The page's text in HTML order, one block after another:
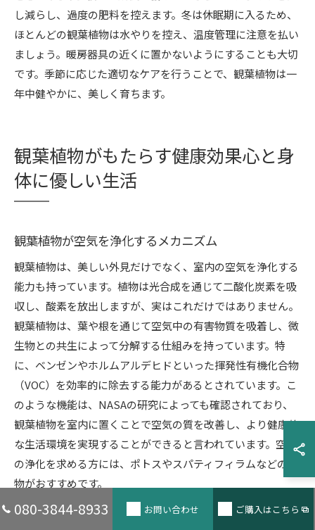
し減らし、過度の肥料を控えます。冬は休眠期に入るため、
ほとんどの観葉植物は水やりを控え、温度管理に注意を払い
ましょう。暖房器具の近くに置かないようにすることも大切
です。季節に応じた適切なケアを行うことで、観葉植物は一
年中健やかに、美しく育ちます。
観葉植物がもたらす健康効果心と身
体に優しい生活
観葉植物が空気を浄化するメカニズム
観葉植物は、美しい外見だけでなく、室内の空気を浄化する
能力も持っています。植物は光合成を通じて二酸化炭素を吸
収し、酸素を放出しますが、実はこれだけではありません。
観葉植物は、葉や根を通じて空気中の有害物質を吸着し、微
生物との共生によって分解する仕組みを持っています。特
に、ベンゼンやホルムアルデヒドといった揮発性有機化合物
（VOC）を効率的に除去する能力があるとされています。こ
のような機能は、NASAの研究によっても確認されており、
観葉植物を室内に置くことで空気の質を改善し、より健康的
な生活環境を実現することができると言われています。空間
の浄化を求める方には、ポトスやスパティフィラムなどの植
物がおすすめです。
080-3844-8933 お問い合わせ ご購入はこちら